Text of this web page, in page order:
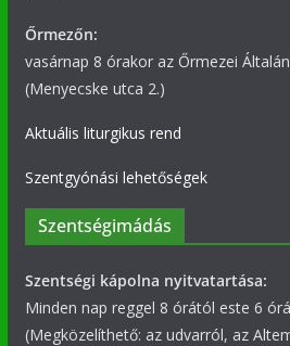
Őrmezőn:
vasárnap 8 órakor az Őrmezei
(Menyecske utca 2.)
Aktuális liturgikus rend
Szentgyónási lehetőségek
Szentségimádás
Szentségi kápolna nyitvatartása:
Minden nap reggel 8 órától este 6
(Megközelíthető: az udvarról, az